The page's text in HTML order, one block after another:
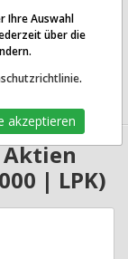
Aktien
| LPK)
Ihre Auswahl
über die
.
akzeptieren